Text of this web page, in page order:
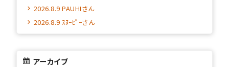
2026.8.9 PAUHIさん
2026.8.9 ｽﾇｰﾋﾟｰさん
アーカイブ